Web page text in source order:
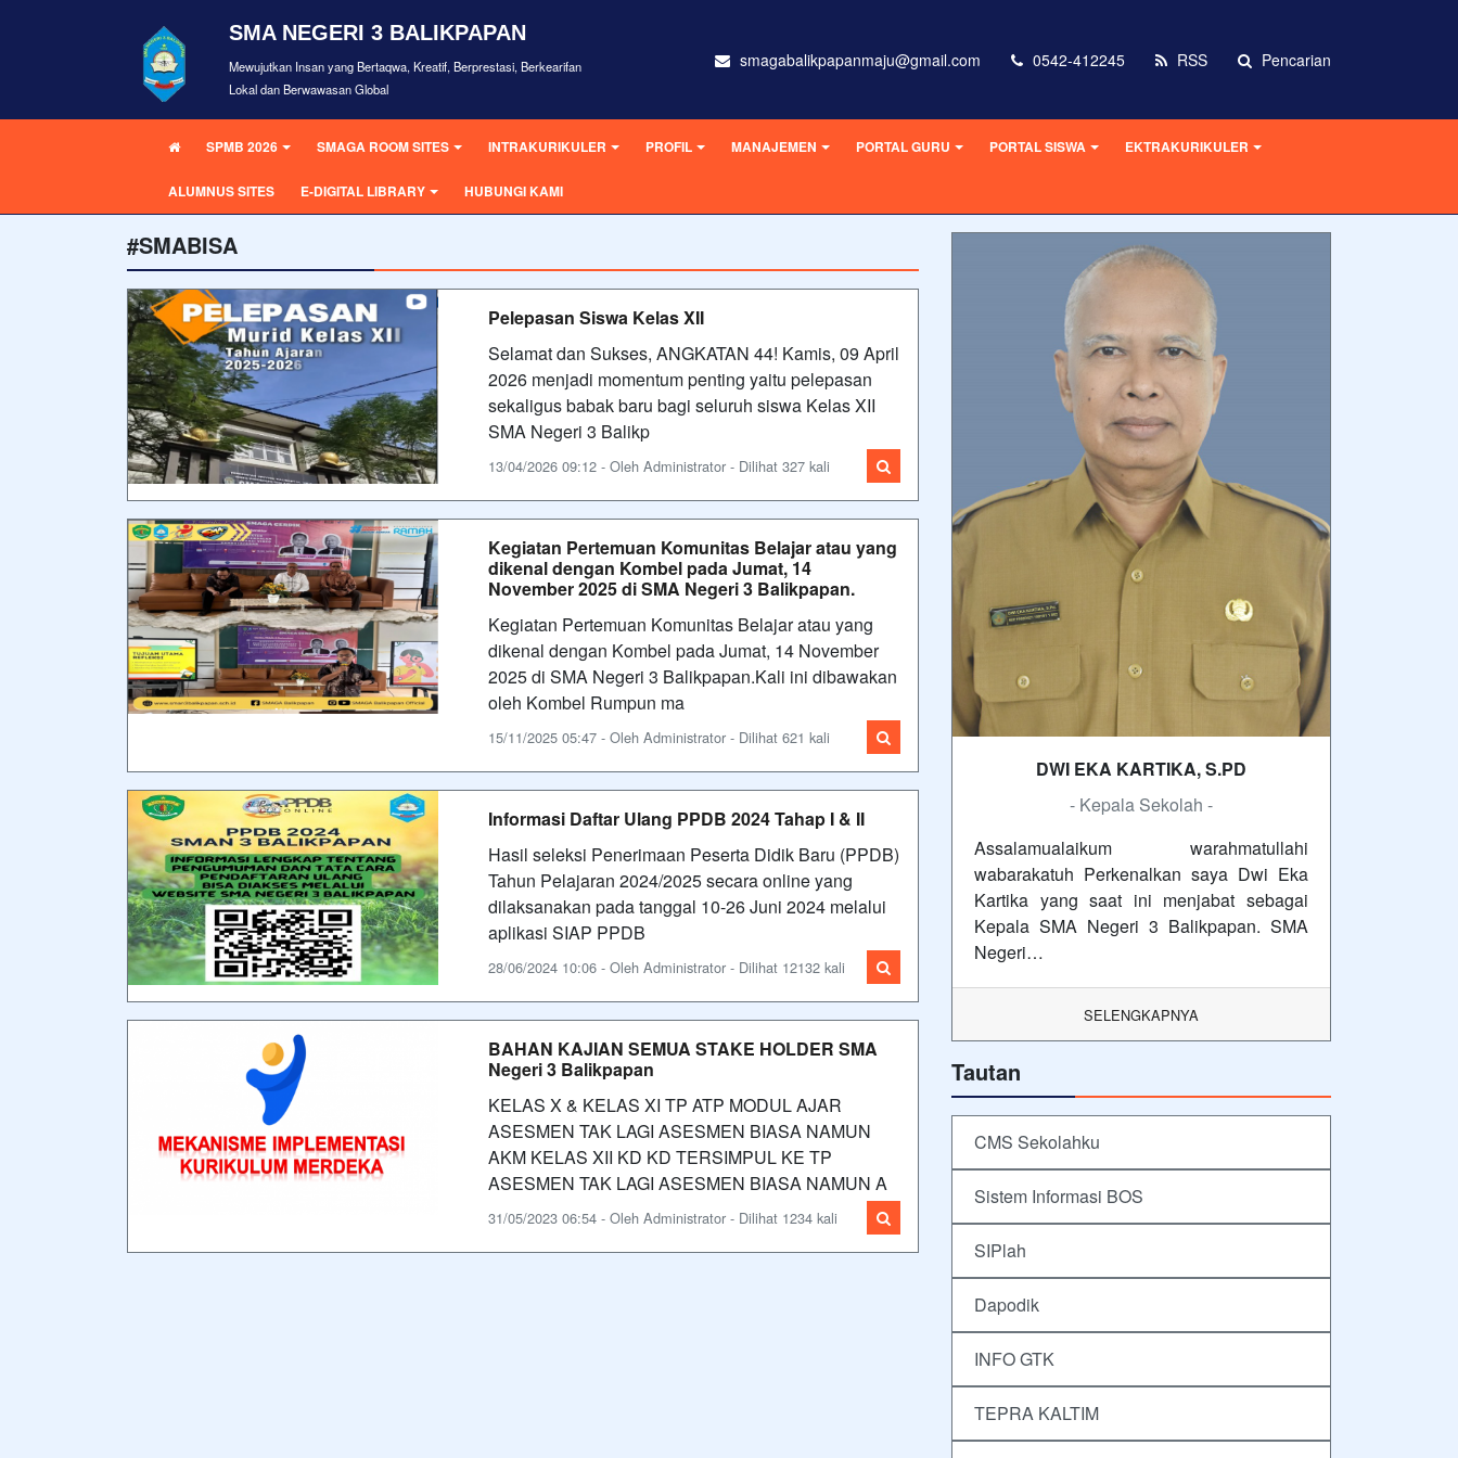
SMA NEGERI 3 BALIKPAPAN
Mewujutkan Insan yang Bertaqwa, Kreatif, Berprestasi, Berkearifan
Lokal dan Berwawasan Global
smagabalikpapanmaju@gmail.com 0542-412245 RSS Pencarian
SPMB 2026 SMAGA ROOM SITES INTRAKURIKULER PROFIL MANAJEMEN PORTAL GURU PORTAL SISWA EKTRAKURIKULER
ALUMNUS SITES E-DIGITAL LIBRARY HUBUNGI KAMI
#SMABISA
Pelepasan Siswa Kelas XII
Selamat dan Sukses, ANGKATAN 44! Kamis, 09 April
2026 menjadi momentum penting yaitu pelepasan
sekaligus babak baru bagi seluruh siswa Kelas XII
SMA Negeri 3 Balikp
13/04/2026 09:12 - Oleh Administrator - Dilihat 327 kali
Kegiatan Pertemuan Komunitas Belajar atau yang
dikenal dengan Kombel pada Jumat, 14
November 2025 di SMA Negeri 3 Balikpapan.
Kegiatan Pertemuan Komunitas Belajar atau yang
dikenal dengan Kombel pada Jumat, 14 November
2025 di SMA Negeri 3 Balikpapan.Kali ini dibawakan
oleh Kombel Rumpun ma
15/11/2025 05:47 - Oleh Administrator - Dilihat 621 kali
Informasi Daftar Ulang PPDB 2024 Tahap I & II
Hasil seleksi Penerimaan Peserta Didik Baru (PPDB)
Tahun Pelajaran 2024/2025 secara online yang
dilaksanakan pada tanggal 10-26 Juni 2024 melalui
aplikasi SIAP PPDB
28/06/2024 10:06 - Oleh Administrator - Dilihat 12132 kali
BAHAN KAJIAN SEMUA STAKE HOLDER SMA
Negeri 3 Balikpapan
KELAS X & KELAS XI TP ATP MODUL AJAR
ASESMEN TAK LAGI ASESMEN BIASA NAMUN
AKM KELAS XII KD KD TERSIMPUL KE TP
ASESMEN TAK LAGI ASESMEN BIASA NAMUN A
31/05/2023 06:54 - Oleh Administrator - Dilihat 1234 kali
DWI EKA KARTIKA, S.PD
- Kepala Sekolah -
Assalamualaikum warahmatullahi
wabarakatuh Perkenalkan saya Dwi Eka
Kartika yang saat ini menjabat sebagai
Kepala SMA Negeri 3 Balikpapan. SMA
Negeri…
SELENGKAPNYA
Tautan
CMS Sekolahku
Sistem Informasi BOS
SIPlah
Dapodik
INFO GTK
TEPRA KALTIM